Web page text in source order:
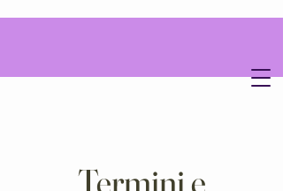
D
Termini e